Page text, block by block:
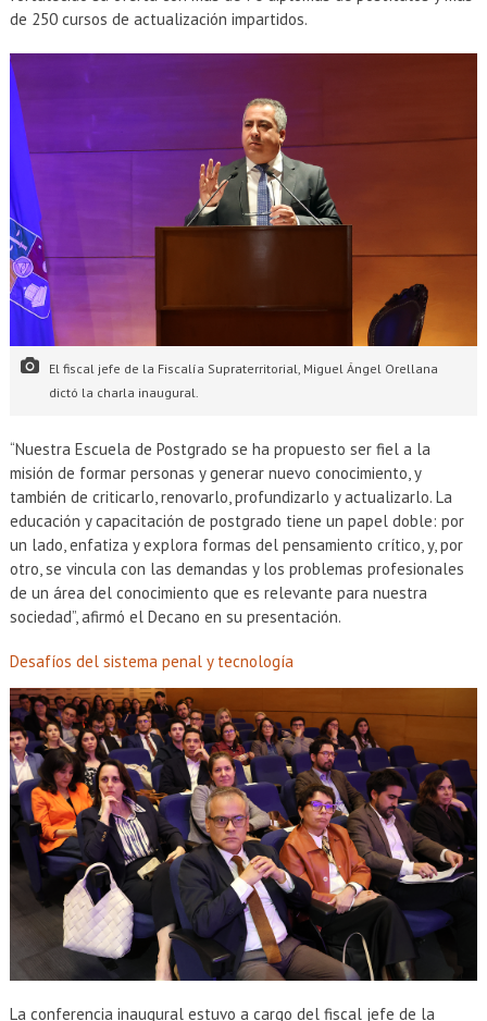
de 250 cursos de actualización impartidos.
El fiscal jefe de la Fiscalía Supraterritorial, Miguel Ángel Orellana
dictó la charla inaugural.
“Nuestra Escuela de Postgrado se ha propuesto ser fiel a la
misión de formar personas y generar nuevo conocimiento, y
también de criticarlo, renovarlo, profundizarlo y actualizarlo. La
educación y capacitación de postgrado tiene un papel doble: por
un lado, enfatiza y explora formas del pensamiento crítico, y, por
otro, se vincula con las demandas y los problemas profesionales
de un área del conocimiento que es relevante para nuestra
sociedad”, afirmó el Decano en su presentación.
Desafíos del sistema penal y tecnología
La conferencia inaugural estuvo a cargo del fiscal jefe de la